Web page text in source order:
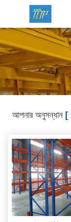
আপনার অনুসন্ধান [